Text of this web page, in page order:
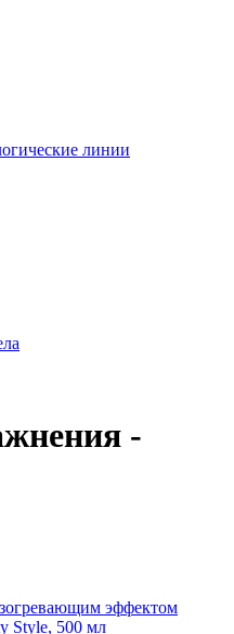
линии
-
эффектом
Style, 500 мл